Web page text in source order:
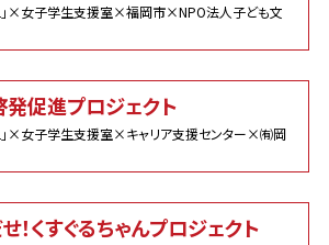
」×女子学生支援室×福岡市×NPO法人子ども文
促進プロジェクト
」×女子学生支援室×キャリア支援センター×㈲岡
！くすぐるちゃんプロジェクト